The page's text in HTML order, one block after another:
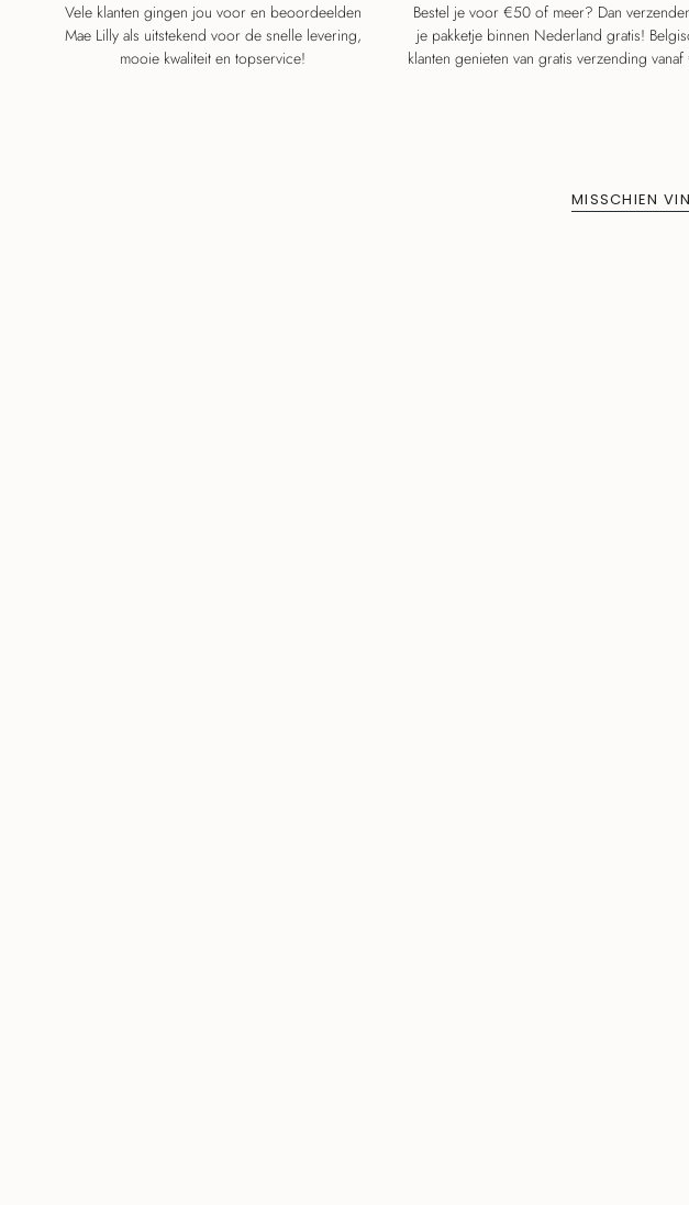
Vele klanten gingen jou voor en beoordeelden
Mae Lilly als uitstekend voor de snelle levering,
mooie kwaliteit en topservice!
Bestel je voor €50 of meer? Dan
je pakketje binnen Nederland gratis!
klanten genieten van gratis verzending
MISSCHIEN